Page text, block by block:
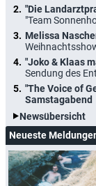
"Die
"Team
Melissa
"Joko & Klaas
Sendung des
"The Voice of
Samstagabend
Newsübersicht
Neueste